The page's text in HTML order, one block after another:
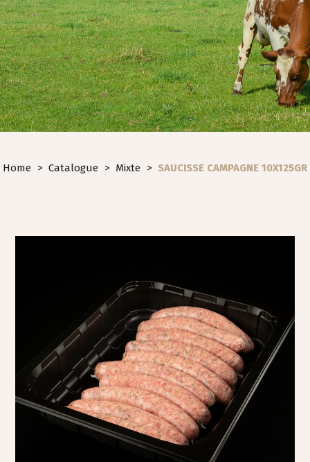
Home > Catalogue > Mixte > SAUCISSE CAMPAGNE 10X125GR